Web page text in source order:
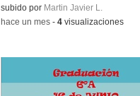
Contenido educativo.
subido por Martin Javier L.
-hace un mes- 4visualizaciones